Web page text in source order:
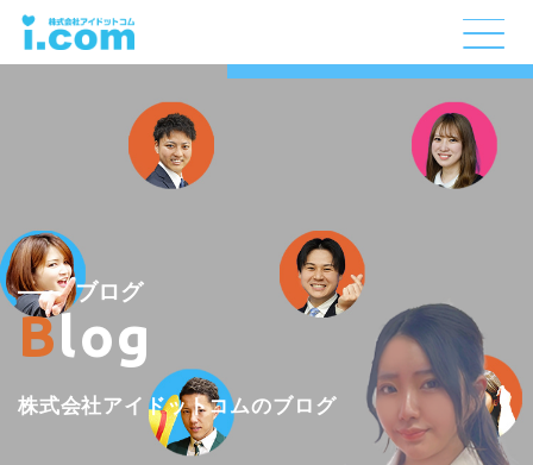
ブログ
Blog
株式会社アイドットコムのブログ